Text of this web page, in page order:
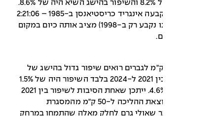
ל-2024 היה של 8.2% והשיפור בהישג השיא היה של 8.6%.
הישג השיא שקבעה אינגריד כריסטיאנסן ב-1985 – 2:21:06
(הישג טוב ממנו נקבע רק ב-1998) מציב אותה כיום במקום
ל-20 ק"מ לגברים רואים שיפור גדול בהישג של
ההלך ה-100. בין 2021 ל-2024 בלבד השיפור היה של 1.5%
ומאז 1988 ב-4.6%. ייתכן שאחת הסיבות לשיפור בין 2021
ל-2024 היא הוצאת ההליכה ל-50 ק"מ מהמסגרת
שאולי גרם לחלק מאלה שהתמחו במרחק